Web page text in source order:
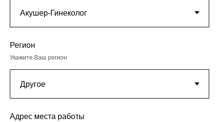
Регион
Укажите Ваш регион
Адрес места работы